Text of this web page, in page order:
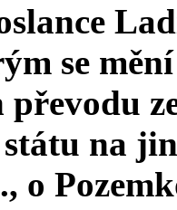
se
na
o